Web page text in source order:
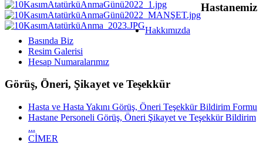
Hastanemiz
Hakkımızda
Basında Biz
Resim Galerisi
Hesap Numaralarımız
Görüş, Öneri, Şikayet ve Teşekkür
Hasta ve Hasta Yakını Görüş, Öneri Teşekkür Bildirim Formu
Hastane Personeli Görüş, Öneri Şikayet ve Teşekkür Bildirim
...
CİMER